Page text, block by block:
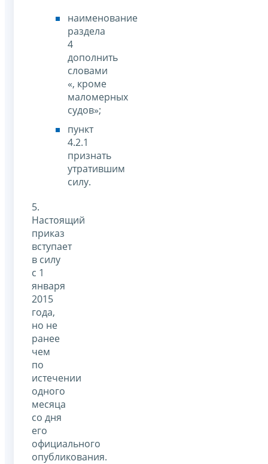
наименование
раздела
4
дополнить
словами
«, кроме
маломерных
судов»;
пункт
4.2.1
признать
утратившим
силу.
5.
Настоящий
приказ
вступает
в силу
с 1
января
2015
года,
но не
ранее
чем
по
истечении
одного
месяца
со дня
его
официального
опубликования.